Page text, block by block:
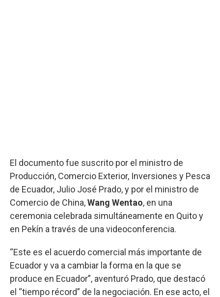
El documento fue suscrito por el ministro de
Producción, Comercio Exterior, Inversiones y Pesca
de Ecuador, Julio José Prado, y por el ministro de
Comercio de China,Wang Wentao, en una
ceremonia celebrada simultáneamente en Quito y
en Pekín a través de una videoconferencia.
“Este es el acuerdo comercial más importante de
Ecuador y va a cambiar la forma en la que se
produce en Ecuador”, aventuró Prado, que destacó
el “tiempo récord” de la negociación. En ese acto, el